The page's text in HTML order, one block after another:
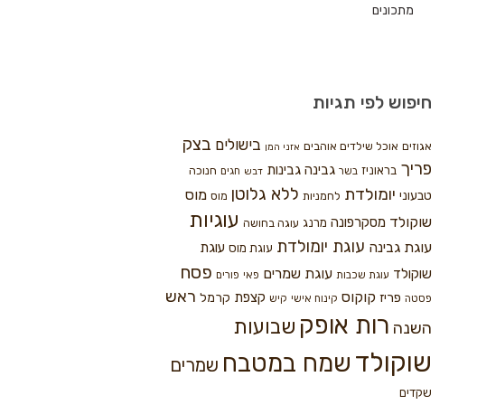
מתכונים
חיפוש לפי תגיות
אגוזים אוכל שילדים אוהבים אזני המן בישולים בצק
פריך בראוניז בשר גבינה גבינות דבש חגים חנוכה
טבעוני יומולדת לחמניות ללא גלוטן מוס מוס
שוקולד מסקרפונה מרנג עוגה בחושה עוגיות
עוגת גבינה עוגת יומולדת עוגת מוס עוגת
שוקולד עוגת שכבות עוגת שמרים פאי פורים פסח
פסטה פריז קוקוס קינוח אישי קיש קצפת קרמל ראש
השנה רות אופק שבועות
שוקולד שמח במטבח שמרים
שקדים